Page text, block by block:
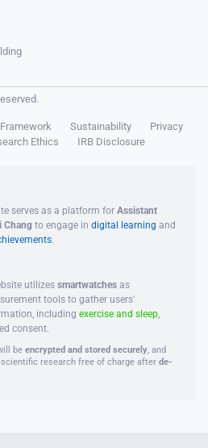
Sustainability
Privacy
Ethics IRB Disclosure
serves as a platform for Assistant
Chang to engage in digital learning and
.
utilizes smartwatches as
tools to gather users'
including exercise and sleep,
consent.
be encrypted and stored securely, and
research free of charge after de-